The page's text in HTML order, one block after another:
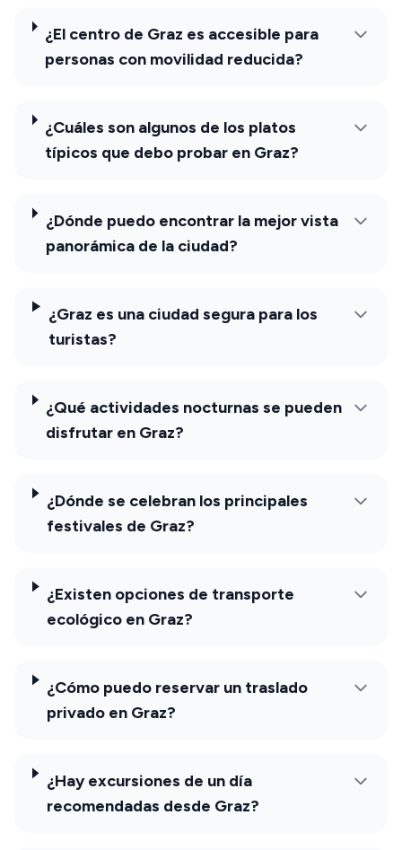
¿El centro de Graz es accesible para
personas con movilidad reducida?
¿Cuáles son algunos de los platos
típicos que debo probar en Graz?
¿Dónde puedo encontrar la mejor vista
panorámica de la ciudad?
¿Graz es una ciudad segura para los
turistas?
¿Qué actividades nocturnas se pueden
disfrutar en Graz?
¿Dónde se celebran los principales
festivales de Graz?
¿Existen opciones de transporte
ecológico en Graz?
¿Cómo puedo reservar un traslado
privado en Graz?
¿Hay excursiones de un día
recomendadas desde Graz?